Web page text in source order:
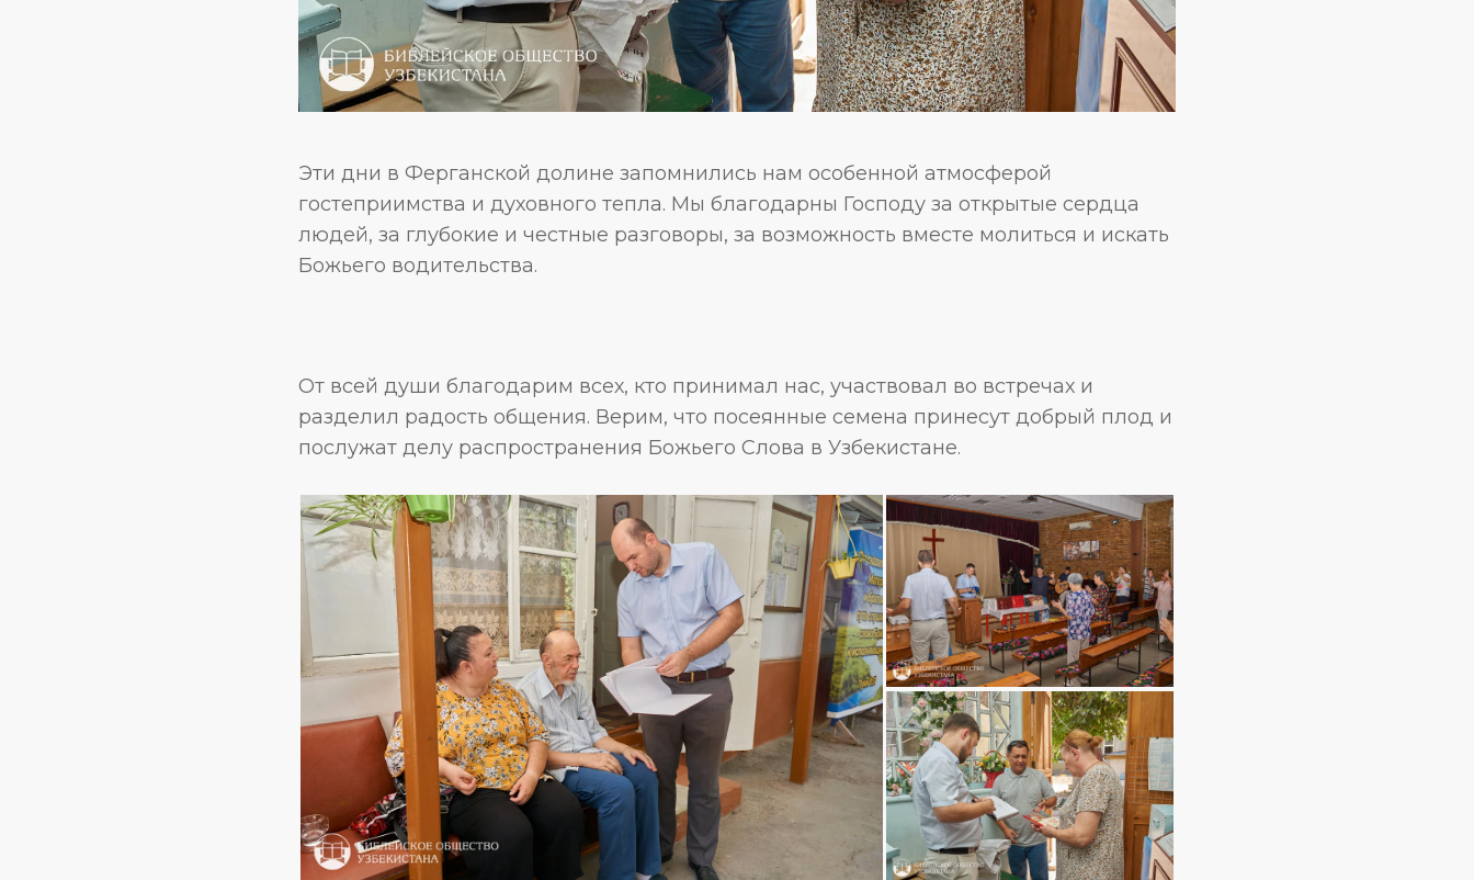
Эти дни в Ферганской долине запомнились нам особенной атмосферой
гостеприимства и духовного тепла. Мы благодарны Господу за открытые сердца
людей, за глубокие и честные разговоры, за возможность вместе молиться и искать
Божьего водительства.
От всей души благодарим всех, кто принимал нас, участвовал во встречах и
разделил радость общения. Верим, что посеянные семена принесут добрый плод и
послужат делу распространения Божьего Слова в Узбекистане.